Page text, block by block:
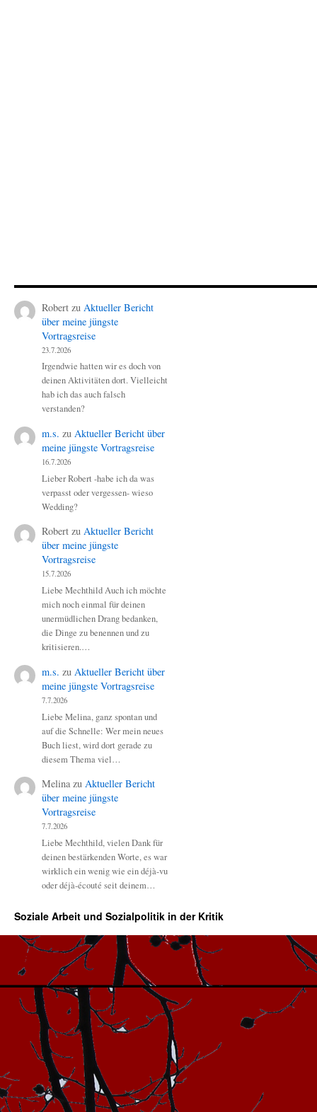
Robert zu Aktueller Bericht
über meine jüngste
Vortragsreise
23.7.2026
Irgendwie hatten wir es doch von
deinen Aktivitäten dort. Vielleicht
hab ich das auch falsch
verstanden?
m.s. zu Aktueller Bericht über
meine jüngste Vortragsreise
16.7.2026
Lieber Robert -habe ich da was
verpasst oder vergessen- wieso
Wedding?
Robert zu Aktueller Bericht
über meine jüngste
Vortragsreise
15.7.2026
Liebe Mechthild Auch ich möchte
mich noch einmal für deinen
unermüdlichen Drang bedanken,
die Dinge zu benennen und zu
kritisieren.…
m.s. zu Aktueller Bericht über
meine jüngste Vortragsreise
7.7.2026
Liebe Melina, ganz spontan und
auf die Schnelle: Wer mein neues
Buch liest, wird dort gerade zu
diesem Thema viel…
Melina zu Aktueller Bericht
über meine jüngste
Vortragsreise
7.7.2026
Liebe Mechthild, vielen Dank für
deinen bestärkenden Worte, es war
wirklich ein wenig wie ein déjà-vu
oder déjà-écouté seit deinem…
Soziale Arbeit und Sozialpolitik in der Kritik